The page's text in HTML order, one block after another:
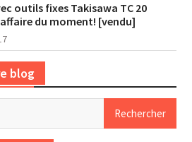
outils fixes Takisawa TC 20
du moment! [vendu]
blog